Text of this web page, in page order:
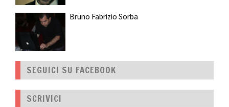
Bruno Fabrizio Sorba
SEGUICI SU FACEBOOK
SCRIVICI